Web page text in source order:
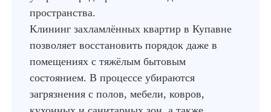
пространства.
Клининг захламлённых квартир в Купавне
позволяет восстановить порядок даже в
помещениях с тяжёлым бытовым
состоянием. В процессе убираются
загрязнения с полов, мебели, ковров,